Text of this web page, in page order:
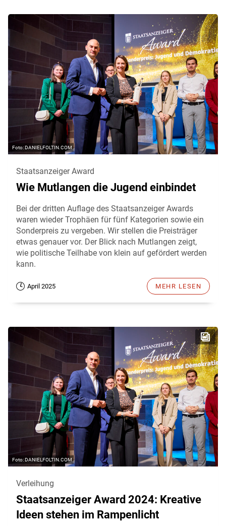
DANIELFOLTIN.COM
Staatsanzeiger Award
Wie Mutlangen die Jugend einbindet
Bei der dritten Auflage des Staatsanzeiger Awards
waren wieder Trophäen für fünf Kategorien sowie ein
Sonderpreis zu vergeben. Wir stellen die Preisträger
etwas genauer vor. Der Blick nach Mutlangen zeigt,
wie politische Teilhabe von klein auf gefördert werden
kann.
April 2025 MEHR LESEN
DANIELFOLTIN.COM
Verleihung
Staatsanzeiger Award 2024: Kreative
Ideen stehen im Rampenlicht